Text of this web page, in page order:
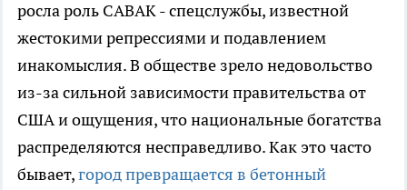
росла роль САВАК - спецслужбы, известной
жестокими репрессиями и подавлением
инакомыслия. В обществе зрело недовольство
из-за сильной зависимости правительства от
США и ощущения, что национальные богатства
распределяются несправедливо. Как это часто
бывает,город превращается в бетонный